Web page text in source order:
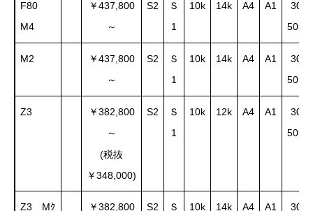
F80
M4
￥437,800
～
S2
Ｓ
1
10k 14k A4 A1
30～
M2 ￥437,800
～
S2
Ｓ
1
10k 14k A4 A1
30～
Z3 ￥382,800
～
(税抜
￥348,000)
S2
Ｓ
1
10k 12k A4 A1
30～
Z3 Mｸ
￥382,800 S2
Ｓ
10k 14k A4 A1
30～